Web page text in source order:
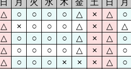
日
月 火 水 木 金 土 日
月
△ ○ ○ ○ ○ △ × △
○
△ × ○ ○ ○ △ × △
△
△ ○ ○ ○ ○ △ × △
○
△ ○ ○ ○ ○ △ × △
○
△ ○ ○ ○ × × × △
○